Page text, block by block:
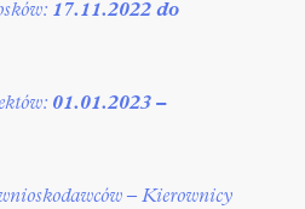
17.11.2022 do
01.01.2023 –
– Kierownicy